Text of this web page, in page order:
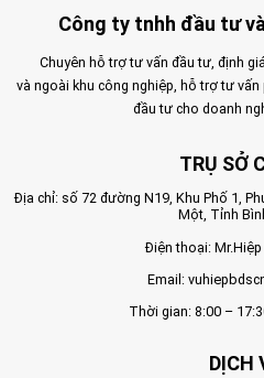
Công ty tnhh đầu tư
Chuyên hỗ trợ tư vấn đầu tư, định
và ngoài khu công nghiệp, hỗ trợ tư vấn
đầu tư cho doanh
TRỤ SỞ
Địa chỉ: số 72 đường N19, Khu Phố 1,
Một, Tỉnh
Điện thoại: Mr.Hiệp
Email:
Thời gian: 8:00 –
DỊCH